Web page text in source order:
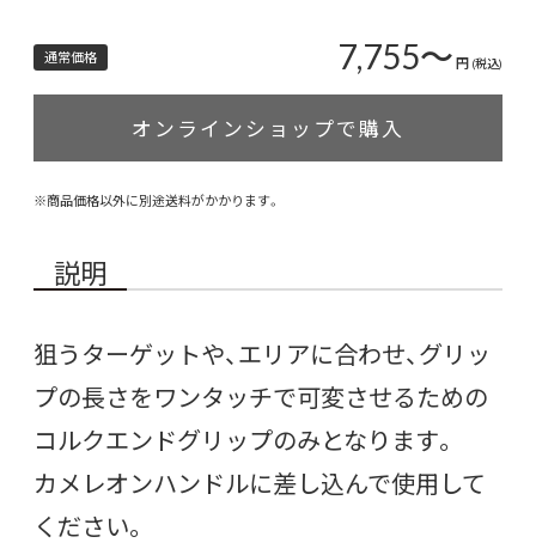
通常価格 7,755～円 (税込)
オンラインショップで購入
※商品価格以外に別途送料がかかります。
説明
狙うターゲットや、エリアに合わせ、グリッ
プの長さをワンタッチで可変させるための
コルクエンドグリップのみとなります。
カメレオンハンドルに差し込んで使用して
ください。